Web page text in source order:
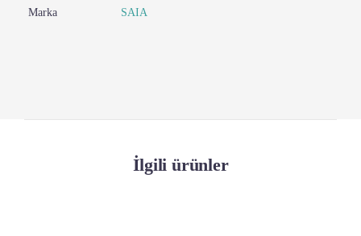
Marka SAIA
İlgili ürünler